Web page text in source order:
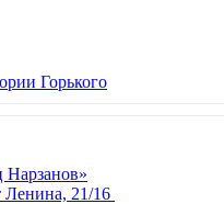
Горького
Нарзанов»
Ленина, 21/16